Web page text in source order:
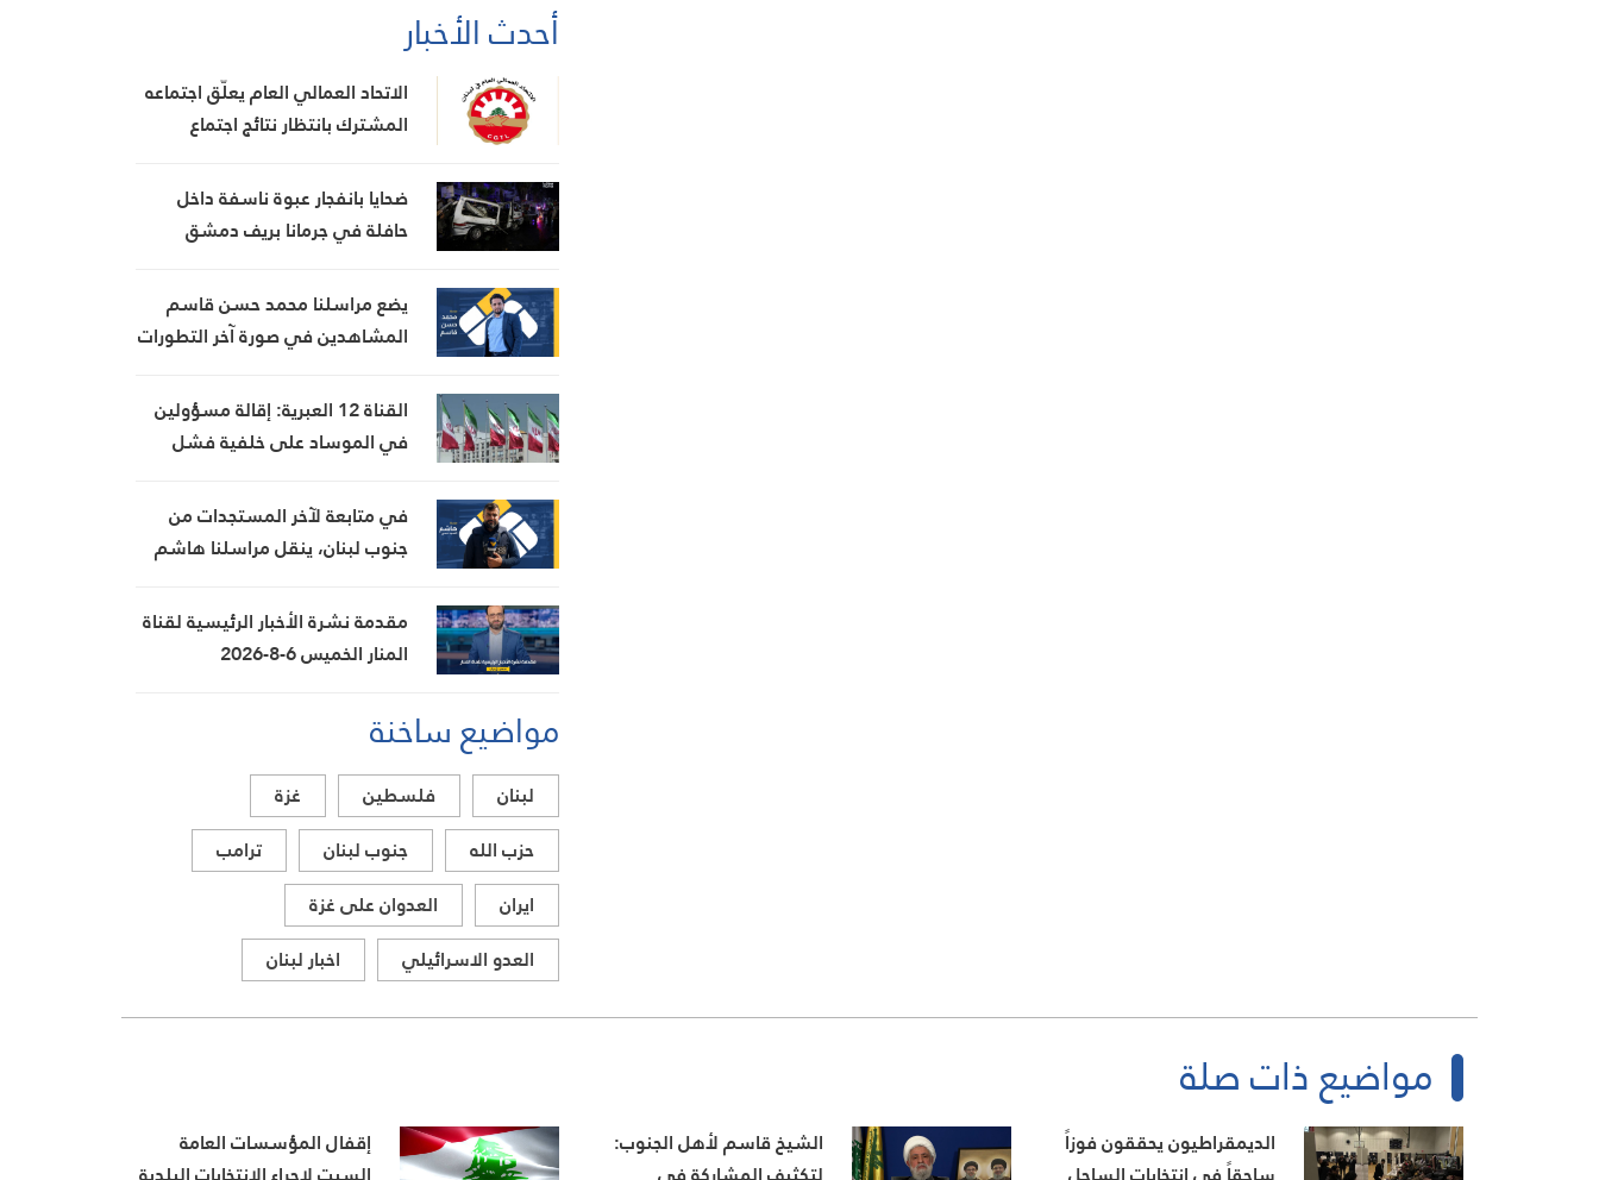
أحدث الأخبار
الاتحاد العمالي العام يعلّق اجتماعه
المشترك بانتظار نتائج اجتماع
ضحايا بانفجار عبوة ناسفة داخل
حافلة في جرمانا بريف دمشق
يضع مراسلنا محمد حسن قاسم
المشاهدين في صورة آخر التطورات
المستجدات على الساحتين
السياسية والميدانية، إلى جانب
المواقف الرسمية وأبرز التطورات
والإقليمي
القناة 12 العبرية: إقالة مسؤولين
في الموساد على خلفية فشل
في متابعة لآخر المستجدات من
جنوب لبنان، ينقل مراسلنا هاشم
الميدانية
مقدمة نشرة الأخبار الرئيسية لقناة
المنار الخميس 6-8-2026
مواضيع ساخنة
لبنان فلسطين
غزة
حزب الله
جنوب لبنان
ترامب
ايران
العدوان على غزة
العدو الاسرائيلي
اخبار لبنان
مواضيع ذات صلة
الديمقراطيون يحققون فوزاً
الشيخ قاسم لأهل الجنوب:
إقفال المؤسسات العامة